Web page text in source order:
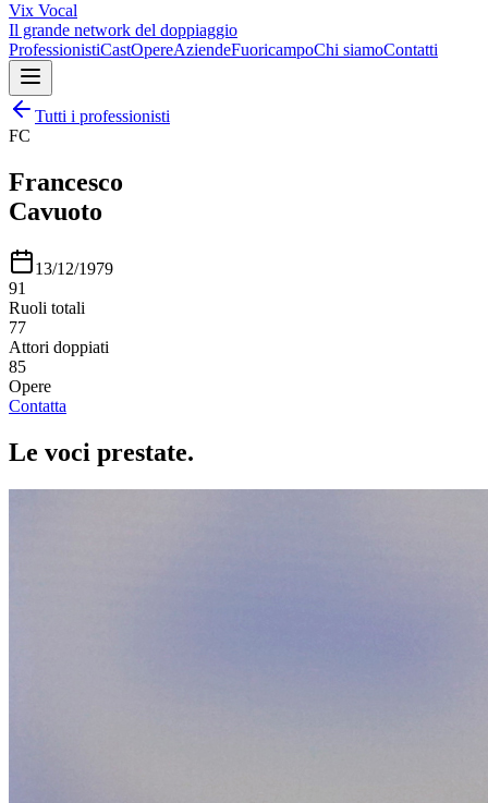
Vix Vocal
Il grande network del doppiaggio
ProfessionistiCastOpereAziendeFuoricampoChi siamoContatti
Tutti i professionisti
FC
Francesco
Cavuoto
13/12/1979
91
Ruoli totali
77
Attori doppiati
85
Opere
Contatta
Le voci prestate.